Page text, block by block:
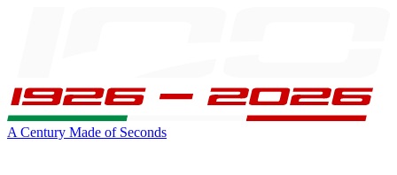
A Century Made of Seconds